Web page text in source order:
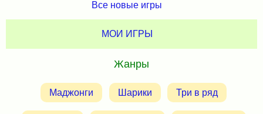
Все новые игры
МОИ ИГРЫ
Жанры
Маджонги Шарики Три в ряд